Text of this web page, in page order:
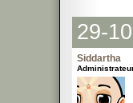
29-
Siddartha